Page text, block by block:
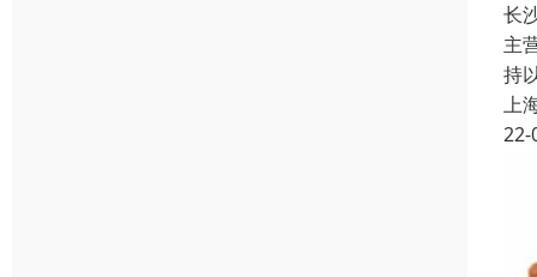
长
主
持
上
22-